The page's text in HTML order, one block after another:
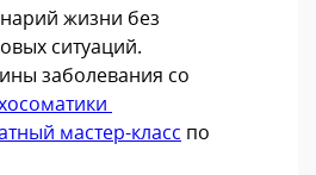
жизни без
ситуаций.
заболевания со
мастер-класс по